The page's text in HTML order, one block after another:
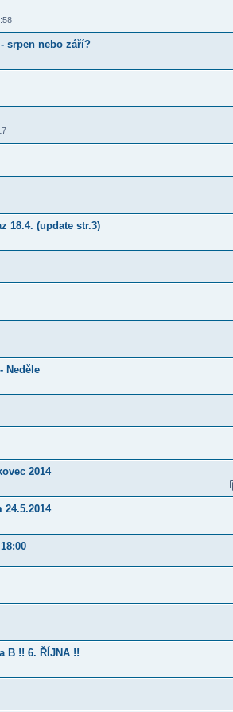
srpen nebo září?
18.4. (update str.3)
Neděle
2014
B !! 6. ŘÍJNA !!